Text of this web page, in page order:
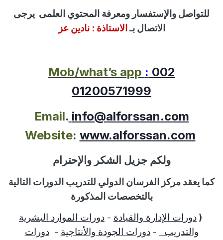
للتواصل والإستفسار ومعرفة المحتوي العلمى
يرجى
الاتصال بـالاستاذة : نادين عز
Mob/what’s app: 002
01200571999
Email. info@alforssan.com
Website:www.alforssan.com
ولكم جزيل الشكر والإحترام
كما يعقد مركز الفرسان الدولي للتدريب الدورات التالية
بالتخصصات المذكورة
( دورات الإدارة والقيادة- دورات الموارد البشرية
والتدريب
- دورات الجودة والأنتاجية-
دورات